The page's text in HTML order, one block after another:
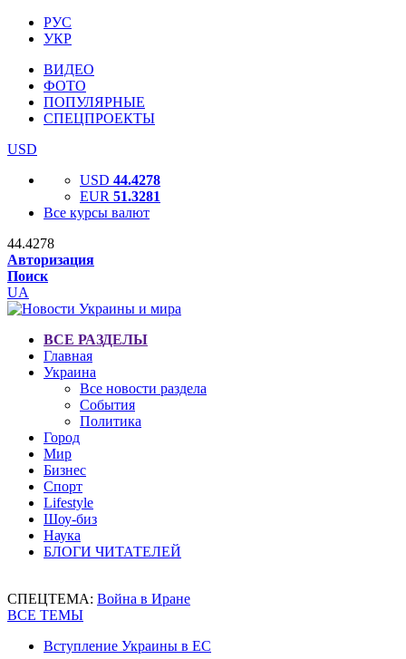
РУС
УКР
ВИДЕО
ФОТО
ПОПУЛЯРНЫЕ
СПЕЦПРОЕКТЫ
USD
USD 44.4278
EUR 51.3281
Все курсы валют
44.4278
Авторизация
Поиск
UA
ВСЕ РАЗДЕЛЫ
Главная
Украина
Все новости раздела
События
Политика
Город
Мир
Бизнес
Спорт
Lifestyle
Шоу-биз
Наука
БЛОГИ ЧИТАТЕЛЕЙ
СПЕЦТЕМА: Война в Иране
ВСЕ ТЕМЫ
Вступление Украины в ЕС